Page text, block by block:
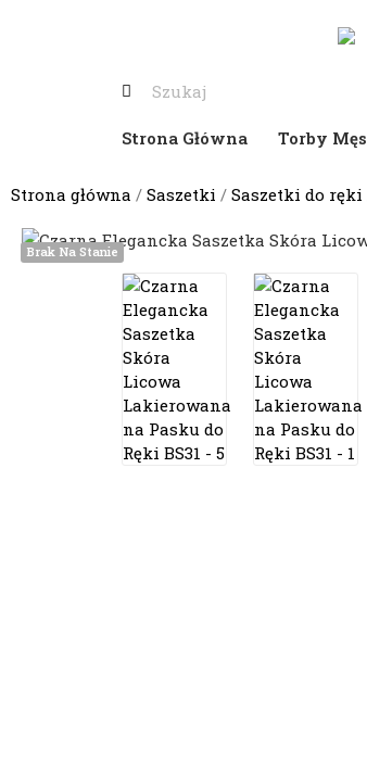
Strona Główna
Torby
Strona główna Saszetki Saszetki do ręki
Brak Na Stanie